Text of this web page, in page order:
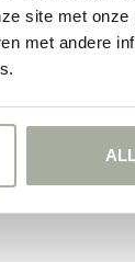
site met
met andere